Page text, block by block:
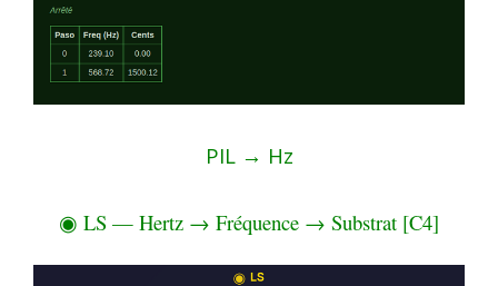
PIL → Hz
◉ LS — Hertz → Fréquence → Substrat [C4]